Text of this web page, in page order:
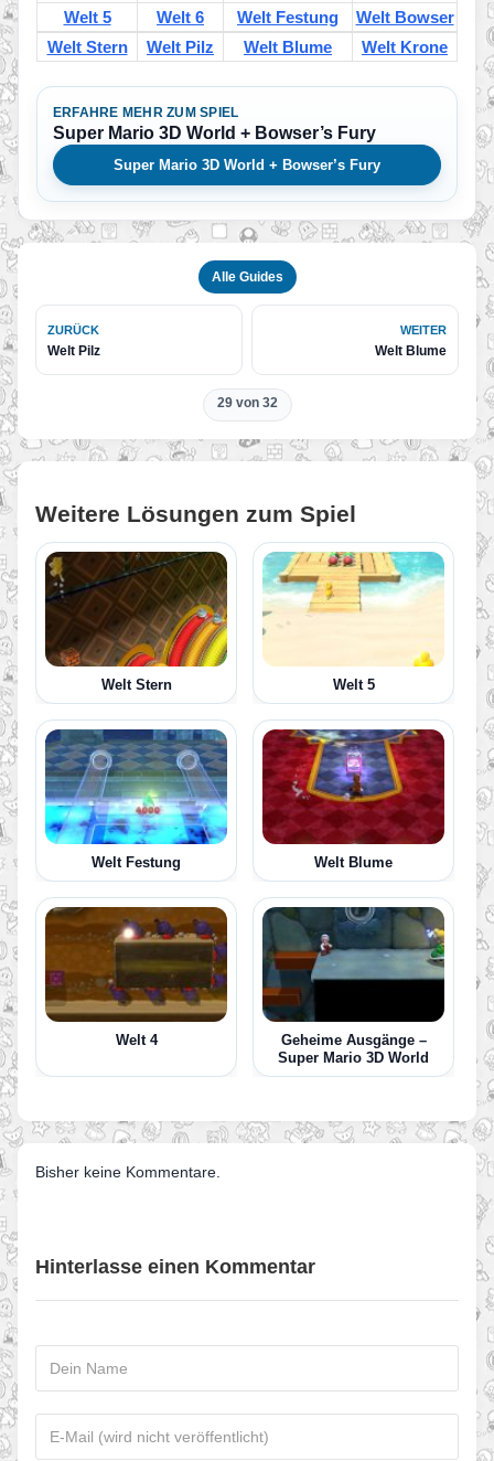
Welt 5
Welt 6 Welt Festung
Welt Bowser
Welt Stern
Welt Pilz Welt Blume Welt Krone
ERFAHRE MEHR ZUM SPIEL
Super Mario 3D World + Bowser’s Fury
Super Mario 3D World + Bowser’s Fury
Alle Guides
ZURÜCK
Welt Pilz
WEITER
Welt Blume
29 von 32
Weitere Lösungen zum Spiel
Welt Stern Welt 5
Welt Festung Welt Blume
Welt 4
Geheime Ausgänge –
Super Mario 3D World
Bisher keine Kommentare.
Hinterlasse einen Kommentar